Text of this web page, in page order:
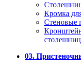
Кромка
Стеновые
03.